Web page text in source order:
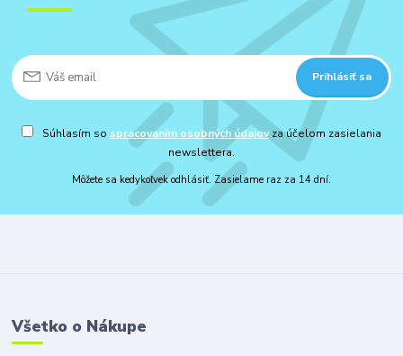
Prihlásiť sa
Súhlasím so spracovaním osobných údajovza účelom zasielania
newslettera.
Môžete sa kedykoľvek odhlásiť. Zasielame raz za 14 dní.
Všetko o Nákupe